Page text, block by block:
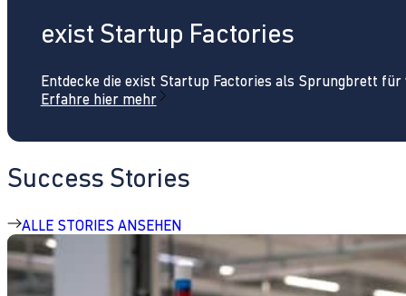
exist Startup Factories
Entdecke die exist Startup Factories als Sprungbrett
Erfahre hier mehr
Success Stories
ALLE STORIES ANSEHEN